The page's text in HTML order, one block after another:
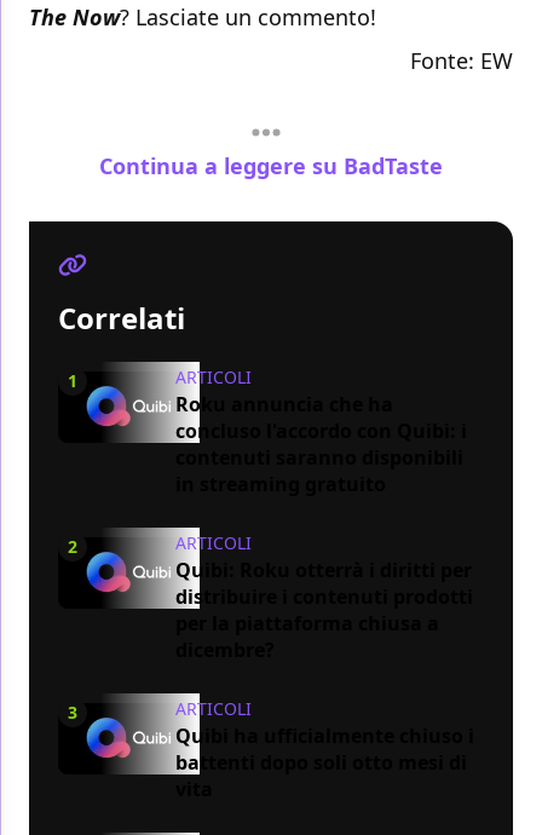
The Now? Lasciate un commento!
Fonte: EW
Continua a leggere su BadTaste
Correlati
1 ARTICOLI
Roku annuncia che ha
concluso l'accordo con Quibi: i
2 ARTICOLI
Quibi: Roku otterrà i diritti per
distribuire i contenuti prodotti
3 ARTICOLI
Quibi ha ufficialmente chiuso i
battenti dopo soli otto mesi di